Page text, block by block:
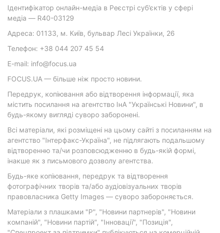
Ідентифікатор онлайн-медіа в Реєстрі суб’єктів у сфері
медіа — R40-03129
Адреса: 01133, м. Київ, бульвар Лесі Українки, 26
Телефон: +38 044 207 45 54
E-mail: info@focus.ua
FOCUS.UA — більше ніж просто новини.
Передрук, копіювання або відтворення інформації, яка
містить посилання на агентство ІнА "Українські Новини", в
будь-якому вигляді суворо заборонені.
Всі матеріали, які розміщені на цьому сайті з посиланням на
агентство "Інтерфакс-Україна", не підлягають подальшому
відтворенню та/чи розповсюдженню в будь-якій формі,
інакше як з письмового дозволу агентства.
Будь-яке копіювання, передрук та відтворення
фотографічних творів та/або аудіовізуальних творів
правовласника Getty Images — суворо забороняється.
Матеріали з плашками "Р", "Новини партнерів", "Новини
компаній", "Новини партій", "Інновації", "Позиція",